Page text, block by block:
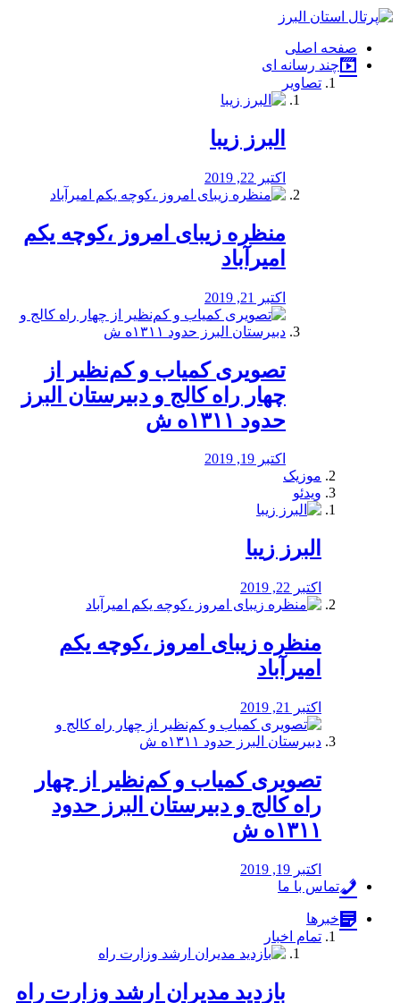
فصد
شرق
تهران
خشکشویی
صفحه اصلی
چند رسانه ای
تصاویر
البرز زیبا
اکتبر 22, 2019
منظره‌‌ زیبای امروز ،کوچه یکم
امیرآباد
اکتبر 21, 2019
️تصویری کمیاب و کم‌نظیر از
چهار راه كالج و دبيرستان البرز
حدود ۱۳۱۱ه ش
اکتبر 19, 2019
موزیک
ویدئو
البرز زیبا
اکتبر 22, 2019
منظره‌‌ زیبای امروز ،کوچه یکم
امیرآباد
اکتبر 21, 2019
️تصویری کمیاب و کم‌نظیر از چهار
راه كالج و دبيرستان البرز حدود
۱۳۱۱ه ش
اکتبر 19, 2019
تماس با ما
خبرها
تمام اخبار
بازدید مدیران ارشد وزارت راه